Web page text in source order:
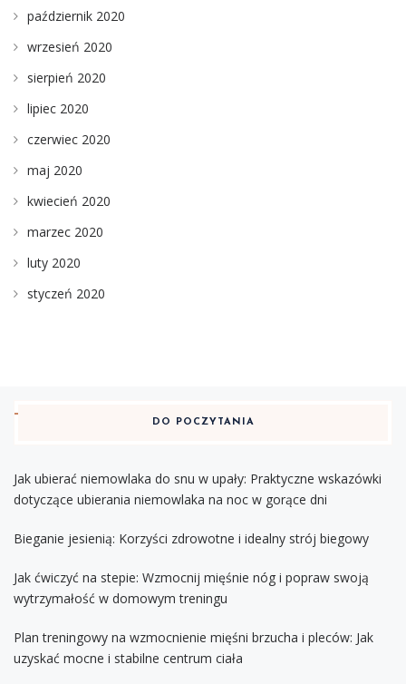
październik 2020
wrzesień 2020
sierpień 2020
lipiec 2020
czerwiec 2020
maj 2020
kwiecień 2020
marzec 2020
luty 2020
styczeń 2020
DO POCZYTANIA
Jak ubierać niemowlaka do snu w upały: Praktyczne wskazówki
dotyczące ubierania niemowlaka na noc w gorące dni
Bieganie jesienią: Korzyści zdrowotne i idealny strój biegowy
Jak ćwiczyć na stepie: Wzmocnij mięśnie nóg i popraw swoją
wytrzymałość w domowym treningu
Plan treningowy na wzmocnienie mięśni brzucha i pleców: Jak
uzyskać mocne i stabilne centrum ciała